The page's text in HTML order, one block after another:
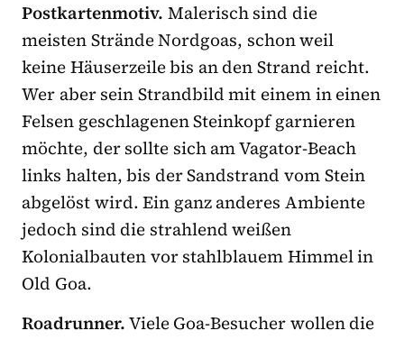
Postkartenmotiv. Malerisch sind die
meisten Strände Nordgoas, schon weil
keine Häuserzeile bis an den Strand reicht.
Wer aber sein Strandbild mit einem in einen
Felsen geschlagenen Steinkopf garnieren
möchte, der sollte sich am Vagator-Beach
links halten, bis der Sandstrand vom Stein
abgelöst wird. Ein ganz anderes Ambiente
jedoch sind die strahlend weißen
Kolonialbauten vor stahlblauem Himmel in
Old Goa.
Roadrunner.Viele Goa-Besucher wollen die